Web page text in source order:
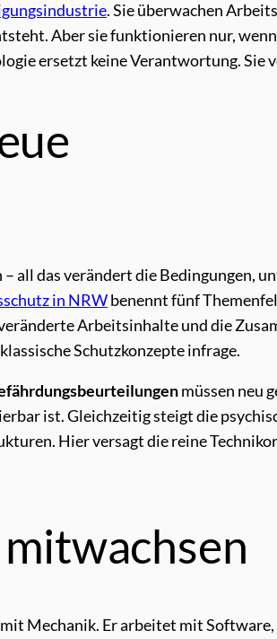
. Sie überwachen
Aber sie funktionieren nur,
ersetzt keine Verantwortung. Sie
das verändert die Bedingungen,
in NRWbenennt fünf
Arbeitsinhalte und die
Schutzkonzepte infrage.
müssen neu
ist. Gleichzeitig steigt die
Hier versagt die reine
Mechanik. Er arbeitet mit